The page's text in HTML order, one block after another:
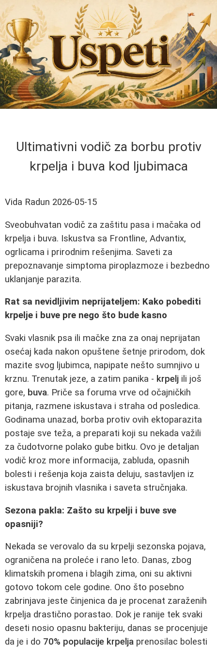
Ultimativni vodič za borbu protiv
krpelja i buva kod ljubimaca
Vida Radun 2026-05-15
Sveobuhvatan vodič za zaštitu pasa i mačaka od
krpelja i buva. Iskustva sa Frontline, Advantix,
ogrlicama i prirodnim rešenjima. Saveti za
prepoznavanje simptoma piroplazmoze i bezbedno
uklanjanje parazita.
Rat sa nevidljivim neprijateljem: Kako pobediti
krpelje i buve pre nego što bude kasno
Svaki vlasnik psa ili mačke zna za onaj neprijatan
osećaj kada nakon opuštene šetnje prirodom, dok
mazite svog ljubimca, napipate nešto sumnjivo u
krznu. Trenutak jeze, a zatim panika - krpelj ili još
gore, buva. Priče sa foruma vrve od očajničkih
pitanja, razmene iskustava i straha od posledica.
Godinama unazad, borba protiv ovih ektoparazita
postaje sve teža, a preparati koji su nekada važili
za čudotvorne polako gube bitku. Ovo je detaljan
vodič kroz more informacija, zabluda, opasnih
bolesti i rešenja koja zaista deluju, sastavljen iz
iskustava brojnih vlasnika i saveta stručnjaka.
Sezona pakla: Zašto su krpelji i buve sve
opasniji?
Nekada se verovalo da su krpelji sezonska pojava,
ograničena na proleće i rano leto. Danas, zbog
klimatskih promena i blagih zima, oni su aktivni
gotovo tokom cele godine. Ono što posebno
zabrinjava jeste činjenica da je procenat zaraženih
krpelja drastično porastao. Dok je ranije tek svaki
deseti nosio opasnu bakteriju, danas se procenjuje
da je i do 70% populacije krpelja prenosilac bolesti